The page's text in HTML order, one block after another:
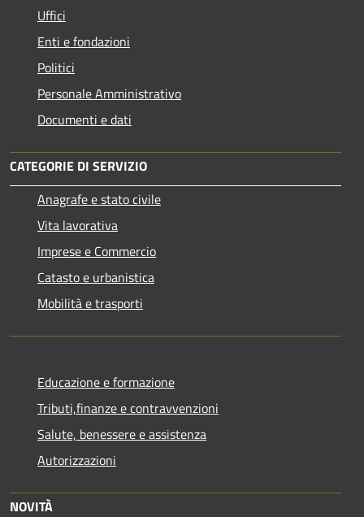
Uffici
Enti e fondazioni
Politici
Personale Amministrativo
Documenti e dati
CATEGORIE DI SERVIZIO
Anagrafe e stato civile
Vita lavorativa
Imprese e Commercio
Catasto e urbanistica
Mobilità e trasporti
Educazione e formazione
Tributi,finanze e contravvenzioni
Salute, benessere e assistenza
Autorizzazioni
NOVITÀ